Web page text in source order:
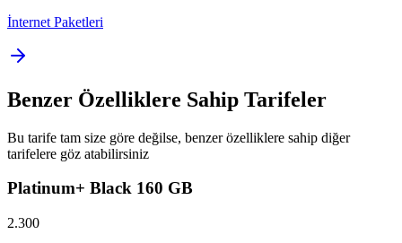
İnternet Paketleri
Benzer Özelliklere Sahip Tarifeler
Bu tarife tam size göre değilse, benzer özelliklere sahip diğer
tarifelere göz atabilirsiniz
Platinum+ Black 160 GB
2.300